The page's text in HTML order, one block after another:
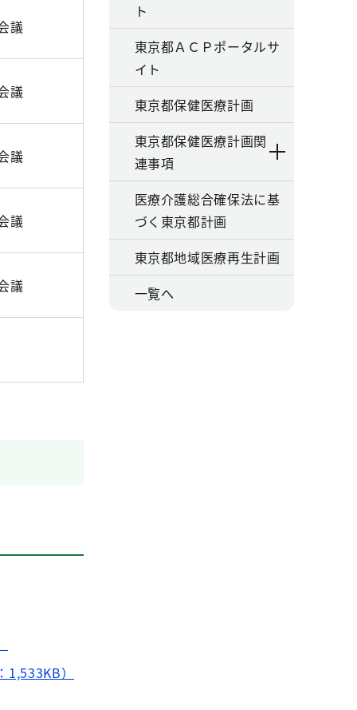
議
議
議
議
議
）
ト
東京都ＡＣＰポータルサ
イト
東京都保健医療計画
東京都保健医療計画関
連事項
医療介護総合確保法に基
づく東京都計画
東京都地域医療再生計画
一覧へ